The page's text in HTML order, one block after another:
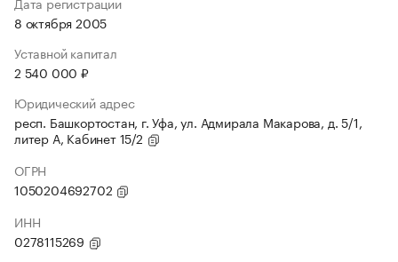
8 октября 2005
Уставной капитал
2 540 000 ₽
Юридический адрес
респ. Башкортостан, г. Уфа, ул. Адмирала Макарова, д. 5/1,
литер А, Кабинет 15/2
ОГРН
1050204692702
ИНН
0278115269